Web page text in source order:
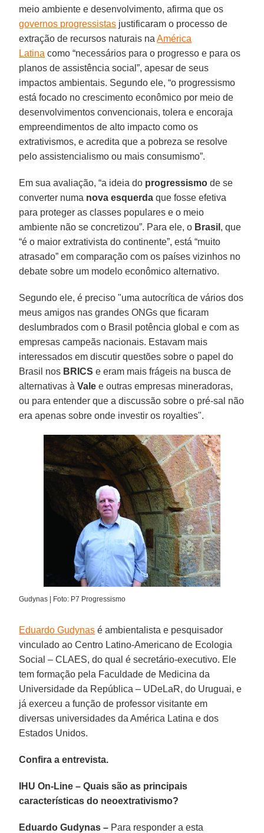
meio ambiente e desenvolvimento, afirma que os
governos progressistas justificaram o processo de
extração de recursos naturais naAmérica
Latina como “necessários para o progresso e para os
planos de assistência social”, apesar de seus
impactos ambientais. Segundo ele, “o progressismo
está focado no crescimento econômico por meio de
desenvolvimentos convencionais, tolera e encoraja
empreendimentos de alto impacto como os
extrativismos, e acredita que a pobreza se resolve
pelo assistencialismo ou mais consumismo”.
Em sua avaliação, “a ideia do progressismo de se
converter numa nova esquerda que fosse efetiva
para proteger as classes populares e o meio
ambiente não se concretizou”. Para ele, o Brasil , que
“é o maior extrativista do continente”, está “muito
atrasado” em comparação com os países vizinhos no
debate sobre um modelo econômico alternativo.
Segundo ele, é preciso "uma autocrítica de vários dos
meus amigos nas grandes ONGs que ficaram
deslumbrados com o Brasil potência global e com as
empresas campeãs nacionais. Estavam mais
interessados em discutir questões sobre o papel do
Brasil nos BRICS e eram mais frágeis na busca de
alternativas àVale e outras empresas mineradoras,
ou para entender que a discussão sobre o pré-sal não
era apenas sobre onde investir os royalties".
Gudynas | Foto: P7 Progressismo
Eduardo Gudynas é ambientalista e pesquisador
vinculado ao Centro Latino-Americano de Ecologia
Social – CLAES, do qual é secretário-executivo. Ele
tem formação pela Faculdade de Medicina da
Universidade da República – UDeLaR, do Uruguai, e
já exerceu a função de professor visitante em
diversas universidades da América Latina e dos
Estados Unidos.
Confira a entrevista.
IHU On-Line – Quais são as principais
características do neoextrativismo?
Eduardo Gudynas – Para responder a esta